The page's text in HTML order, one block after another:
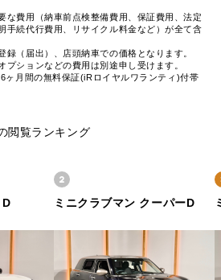
な費用（納車前点検整備費用、保証費用、法定
手続代行費用、リサイクル料金など）が全て含
（届出）、店頭納車での価格となります。
ションなどの費用は別途申し受けます。
月間の無料保証(iRロイヤルワランティ)付帯
閲覧ランキング
D
2
ミニクラブマン クーパーD